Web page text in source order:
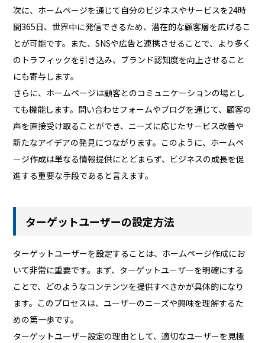
次に、ホームページを通じて自分のビジネスやサービスを24時
間365日、世界中に発信できるため、潜在的な顧客層を広げるこ
とが可能です。また、SNSや広告と連携させることで、より多く
のトラフィックを引き込み、ブランド認知度を向上させること
にも寄与します。
さらに、ホームページは顧客とのコミュニケーションの場とし
ても機能します。問い合わせフォームやブログを通じて、顧客の
声を直接受け取ることができ、ニーズに応じたサービス改善や
新たなアイデアの発見につながります。このように、ホームペ
ージ作成は単なる情報提供にとどまらず、ビジネスの成長を促
進する重要な手段であると言えます。
ターゲットユーザーの設定方法
ターゲットユーザーを設定することは、ホームページ作成にお
いて非常に重要です。まず、ターゲットユーザーを明確にする
ことで、どのようなコンテンツを提供すべきかが具体的になり
ます。このプロセスは、ユーザーのニーズや興味を理解するた
めの第一歩です。
ターゲットユーザー設定の理由として、適切なユーザーを見極